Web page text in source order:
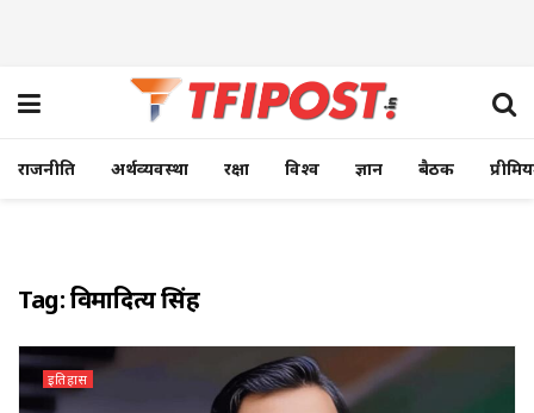
राजनीति अर्थव्यवस्था रक्षा विश्व ज्ञान बैठक
Tag:विक्रमादित्य सिंह
इतिहास